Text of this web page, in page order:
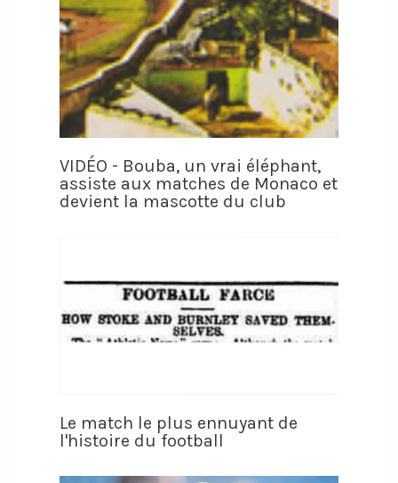
VIDÉO - Bouba, un vrai éléphant,
assiste aux matches de Monaco et
devient la mascotte du club
Le match le plus ennuyant de
l'histoire du football